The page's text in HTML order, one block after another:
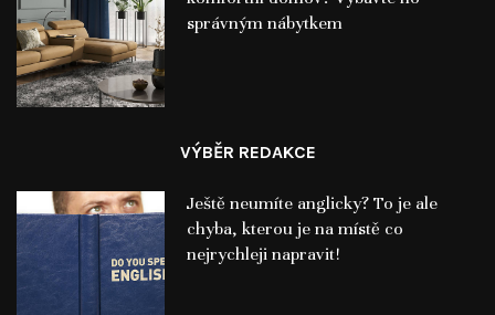
správným nábytkem
VÝBĚR REDAKCE
Ještě neumíte anglicky? To je ale
chyba, kterou je na místě co
nejrychleji napravit!